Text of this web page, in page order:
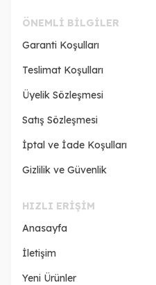
ÖNEMLI BILGILER
Garanti Koşulları
Teslimat Koşulları
Üyelik Sözleşmesi
Satış Sözleşmesi
İptal ve İade Koşulları
Gizlilik ve Güvenlik
HIZLI ERIŞIM
Anasayfa
İletişim
Yeni Ürünler